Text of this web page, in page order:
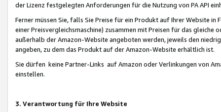
der Lizenz festgelegten Anforderungen für die Nutzung von PA API
Ferner müssen Sie, falls Sie Preise für ein Produkt auf Ihrer Website
einer Preisvergleichsmaschine) zusammen mit Preisen für das
außerhalb der Amazon-Website angeboten werden, jeweils den
angeben, zu dem das Produkt auf der Amazon-Website erhältlich ist.
Sie dürfen keine Partner-Links auf Amazon oder Verlinkungen von
einstellen.
3. Verantwortung für Ihre Website